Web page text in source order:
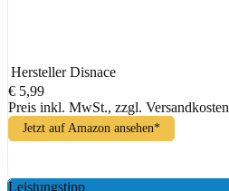
Hersteller Disnace
€ 5,99
Preis inkl. MwSt., zzgl. Versandkosten
Jetzt auf Amazon ansehen*
Leistungstipp